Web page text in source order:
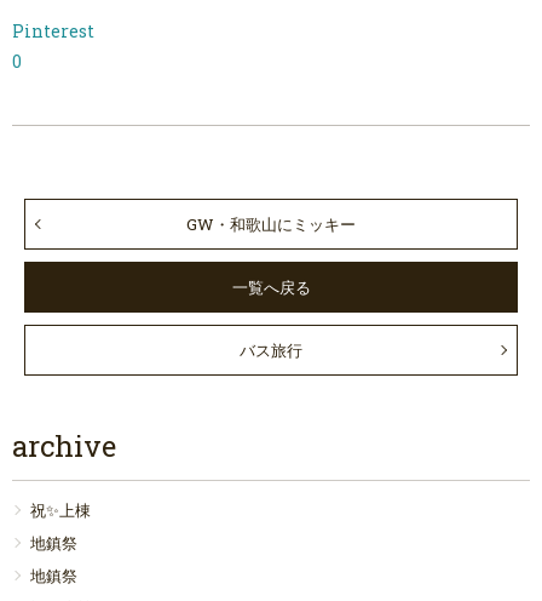
Pinterest
0
GW・和歌山にミッキー
一覧へ戻る
バス旅行
archive
祝✨上棟
地鎮祭
地鎮祭